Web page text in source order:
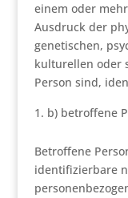
einem oder
Ausdruck der
genetischen,
kulturellen oder
Person sind,
b) betroffene
Betroffene
identifizierbare